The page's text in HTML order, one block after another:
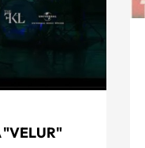
"VELUR"